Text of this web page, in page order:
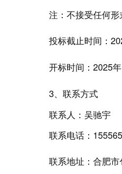
注：不接受任何
投标截止时间：
开标时间：2025年
3、 联系方式
联系人：吴驰宇
联系电话：
联系地址：合肥